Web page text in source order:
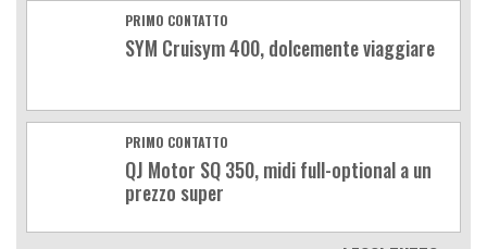
PRIMO CONTATTO
SYM Cruisym 400, dolcemente viaggiare
PRIMO CONTATTO
QJ Motor SQ 350, midi full-optional a un
prezzo super